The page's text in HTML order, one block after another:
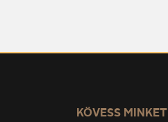
KÖVESS MINKET